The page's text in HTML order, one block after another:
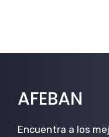
AFEBAN
Encuentra a los